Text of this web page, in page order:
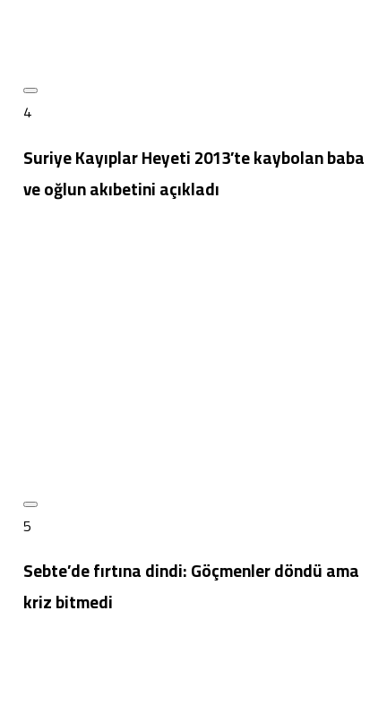
4
Suriye Kayıplar Heyeti 2013’te kaybolan baba
ve oğlun akıbetini açıkladı
5
Sebte’de fırtına dindi: Göçmenler döndü ama
kriz bitmedi